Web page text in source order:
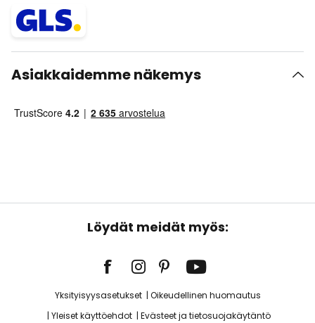
Asiakkaidemme näkemys
Löydät meidät myös:
Yksityisyysasetukset
Oikeudellinen huomautus
Yleiset käyttöehdot
Evästeet ja tietosuojakäytäntö